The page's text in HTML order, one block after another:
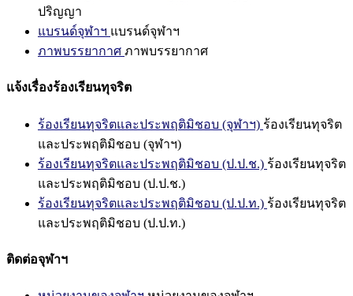
ปริญญา
แบรนด์จุฬาฯ แบรนด์จุฬาฯ
ภาพบรรยากาศ ภาพบรรยากาศ
แจ้งเรื่องร้องเรียนทุจริต
ร้องเรียนทุจริตและประพฤติมิชอบ (จุฬาฯ) ร้องเรียนทุจริต
และประพฤติมิชอบ (จุฬาฯ)
ร้องเรียนทุจริตและประพฤติมิชอบ (ป.ป.ช.) ร้องเรียนทุจริต
และประพฤติมิชอบ (ป.ป.ช.)
ร้องเรียนทุจริตและประพฤติมิชอบ (ป.ป.ท.) ร้องเรียนทุจริต
และประพฤติมิชอบ (ป.ป.ท.)
ติดต่อจุฬาฯ